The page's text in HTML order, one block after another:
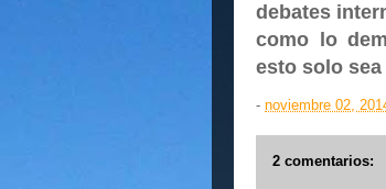
debates
como lo
esto solo
- noviembre 02,
2 comentarios: